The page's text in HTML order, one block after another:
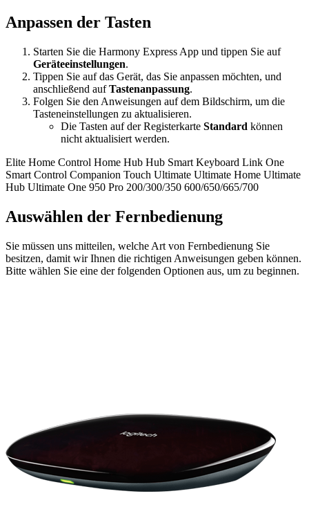
Anpassen der Tasten
Starten Sie die Harmony Express App und tippen Sie auf
Geräteeinstellungen.
Tippen Sie auf das Gerät, das Sie anpassen möchten, und
anschließend aufTastenanpassung.
Folgen Sie den Anweisungen auf dem Bildschirm, um die
Tasteneinstellungen zu aktualisieren.
Die Tasten auf der Registerkarte Standard können
nicht aktualisiert werden.
Elite Home Control Home Hub Hub Smart Keyboard Link One
Smart Control Companion Touch Ultimate Ultimate Home Ultimate
Hub Ultimate One 950 Pro 200/300/350 600/650/665/700
Auswählen der Fernbedienung
Sie müssen uns mitteilen, welche Art von Fernbedienung Sie
besitzen, damit wir Ihnen die richtigen Anweisungen geben können.
Bitte wählen Sie eine der folgenden Optionen aus, um zu beginnen.